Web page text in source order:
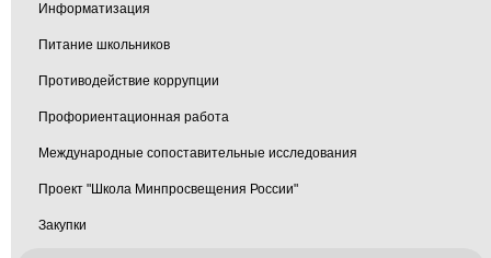
Информатизация
Питание школьников
Противодействие коррупции
Профориентационная работа
Международные сопоставительные исследования
Проект "Школа Минпросвещения России"
Закупки